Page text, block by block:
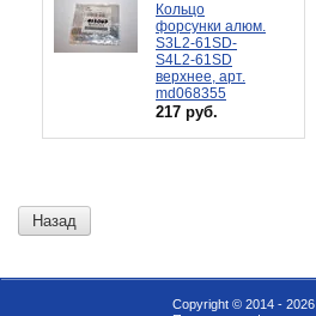
Кольцо
форсунки алюм.
S3L2-61SD-
S4L2-61SD
верхнее, арт.
md068355
217 руб.
Назад
Copyright © 2014 - 2026